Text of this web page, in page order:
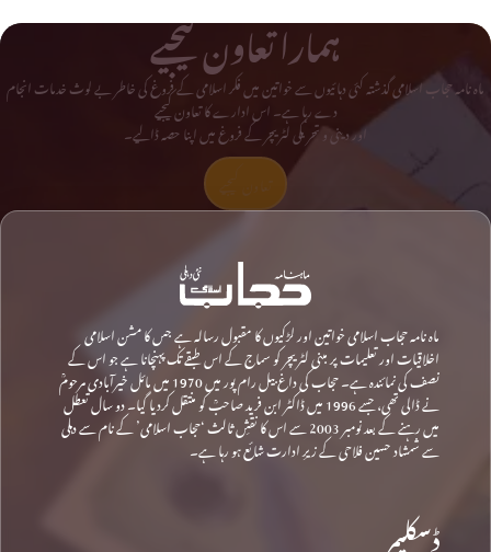
ہمارا تعاون کیجیے
ماہ نامہ حجاب اسلامی گذشتہ کئی دہائیوں سے خواتین میں فکر اسلامی کے فروغ کی خاطر بے لوث خدمات انجام
دے رہا ہے۔ اس ادارے کا تعاون کیجیے
اور دینی و تحریکی لٹریچر کے فروغ میں اپنا حصہ ڈالیے۔
ماہ نامہ حجاب اسلامی خواتین اور لڑکیوں کا مقبول رسالہ ہے جس کا مشن اسلامی
اخلاقیات اور تعلیمات پر مبنی لٹریچر کو سماج کے اس طبقے تک پہنچانا ہے جو اس کے
نصف کی نمائندہ ہے۔ حجاب کی داغ بیل رام پور میں 1970 میں مائل خیرآبادی مرحومؒ
نے ڈالی تھی، جسے 1996 میں ڈاکٹر ابن فرید صاحبؒ کو منتقل کردیا گیا۔ دو سال تعطل
میں رہنے کے بعد نومبر 2003 سے اس کا نقشِ ثالث ‘حجاب اسلامی’ کے نام سے دہلی
سے شمشاد حسین فلاحی کے زیرِ ادارت شائع ہو رہا ہے۔
ڈسکلیمر